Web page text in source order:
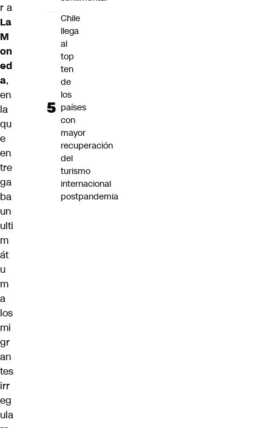
r a
La
M
on
ed
a,
en
la
qu
e
en
tre
ga
ba
un
ulti
m
át
u
m
a
los
mi
gr
an
tes
irr
eg
ula
Chile
llega
al
top
ten
de
los
países
con
mayor
recuperación
del
turismo
internacional
postpandemia